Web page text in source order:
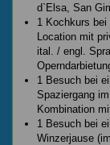
d`Elsa, San
1 Kochkurs bei
Location mit
ital. / engl.
1 Besuch bei
Spaziergang
Kombination
1 Besuch bei
Winzerjause